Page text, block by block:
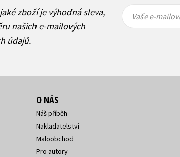
zboží je výhodná sleva,
našich e-mailových
údajů.
mailová
mailová
Vaše e-
O NÁS
Náš příběh
Nakladatelství
Maloobchod
Pro autory